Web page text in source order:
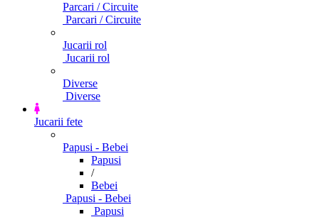
Parcari / Circuite
Parcari / Circuite
Jucarii rol
Jucarii rol
Diverse
Diverse
Jucarii fete
Papusi - Bebei
Papusi
/
Bebei
Papusi - Bebei
Papusi